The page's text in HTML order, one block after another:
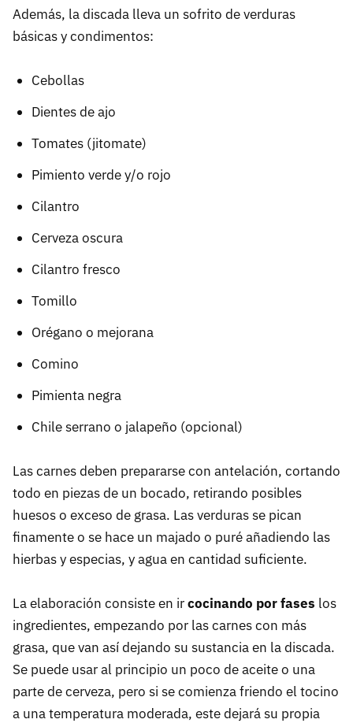
Además, la discada lleva un sofrito de verduras
básicas y condimentos:
Cebollas
Dientes de ajo
Tomates (jitomate)
Pimiento verde y/o rojo
Cilantro
Cerveza oscura
Cilantro fresco
Tomillo
Orégano o mejorana
Comino
Pimienta negra
Chile serrano o jalapeño (opcional)
Las carnes deben prepararse con antelación, cortando
todo en piezas de un bocado, retirando posibles
huesos o exceso de grasa. Las verduras se pican
finamente o se hace un majado o puré añadiendo las
hierbas y especias, y agua en cantidad suficiente.
La elaboración consiste en ircocinando por fases los
ingredientes, empezando por las carnes con más
grasa, que van así dejando su sustancia en la discada.
Se puede usar al principio un poco de aceite o una
parte de cerveza, pero si se comienza friendo el tocino
a una temperatura moderada, este dejará su propia